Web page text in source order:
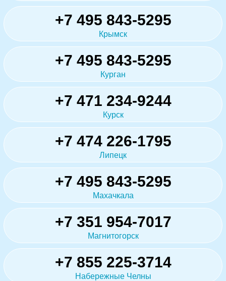
+7 495 843-5295
Крымск
+7 495 843-5295
Курган
+7 471 234-9244
Курск
+7 474 226-1795
Липецк
+7 495 843-5295
Махачкала
+7 351 954-7017
Магнитогорск
+7 855 225-3714
Набережные Челны